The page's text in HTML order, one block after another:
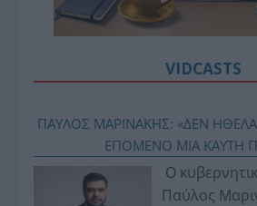
VIDCASTS
ΠΑΥΛΟΣ ΜΑΡΙΝΑΚΗΣ: «ΔΕΝ
ΕΠΟΜΕΝΟ ΜΙΑ ΚΑΥΤΗ
Ο
Παύλος